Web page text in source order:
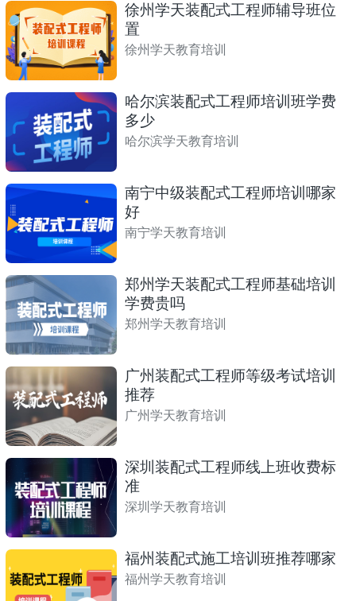
徐州学天装配式工程师辅导班位
置
徐州学天教育培训
哈尔滨装配式工程师培训班学费
多少
哈尔滨学天教育培训
南宁中级装配式工程师培训哪家
好
南宁学天教育培训
郑州学天装配式工程师基础培训
学费贵吗
郑州学天教育培训
广州装配式工程师等级考试培训
推荐
广州学天教育培训
深圳装配式工程师线上班收费标
准
深圳学天教育培训
福州装配式施工培训班推荐哪家
福州学天教育培训